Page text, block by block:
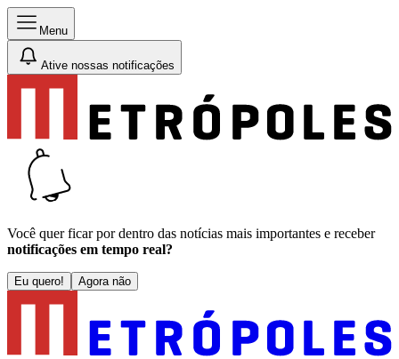
Menu
Ative nossas notificações
Você quer ficar por dentro das notícias mais importantes e receber
notificações em tempo real?
Eu quero! Agora não